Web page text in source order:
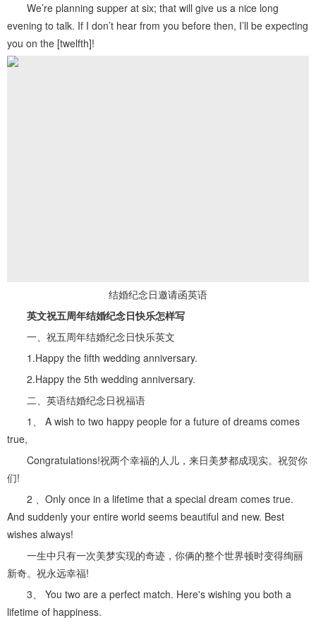
We’re planning supper at six; that will give us a nice long
evening to talk. If I don’t hear from you before then, I’ll be expecting
you on the [twelfth]!
结婚纪念日邀请函英语
英文祝五周年结婚纪念日快乐怎样写
一、祝五周年结婚纪念日快乐英文
1.Happy the fifth wedding anniversary.
2.Happy the 5th wedding anniversary.
二、英语结婚纪念日祝福语
1、 A wish to two happy people for a future of dreams comes
true,
Congratulations!祝两个幸福的人儿，来日美梦都成现实。祝贺你
们!
2 、Only once in a lifetime that a special dream comes true.
And suddenly your entire world seems beautiful and new. Best
wishes always!
一生中只有一次美梦实现的奇迹，你俩的整个世界顿时变得绚丽
新奇。祝永远幸福!
3、 You two are a perfect match. Here's wishing you both a
lifetime of happiness.